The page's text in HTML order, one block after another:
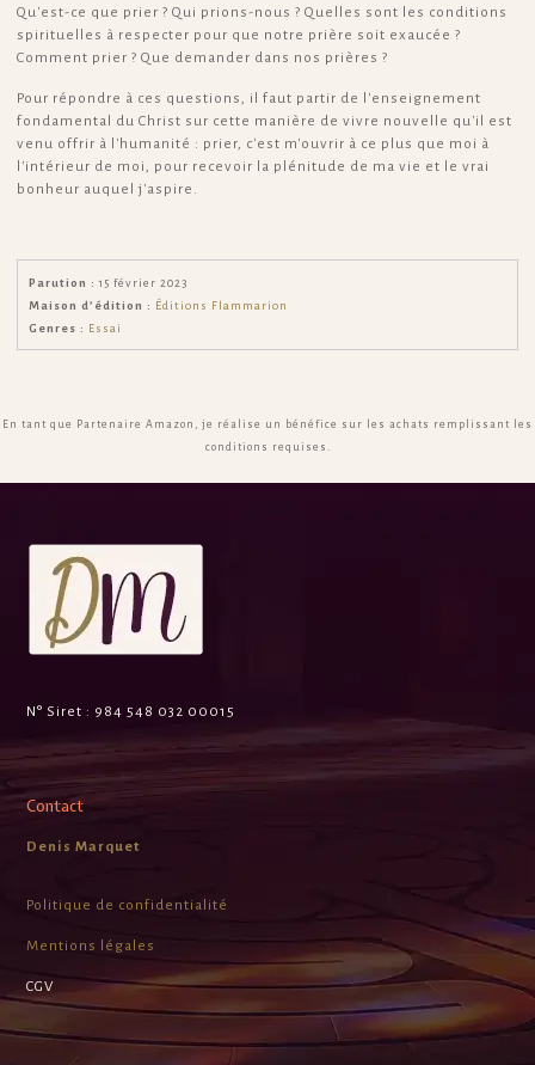
Qu'est-ce que prier ? Qui prions-nous ? Quelles sont les conditions
spirituelles à respecter pour que notre prière soit exaucée ?
Comment prier ? Que demander dans nos prières ?
Pour répondre à ces questions, il faut partir de l'enseignement
fondamental du Christ sur cette manière de vivre nouvelle qu'il est
venu offrir à l'humanité : prier, c'est m'ouvrir à ce plus que moi à
l'intérieur de moi, pour recevoir la plénitude de ma vie et le vrai
bonheur auquel j'aspire.
Parution : 15 février 2023
Maison d’édition : Éditions Flammarion
Genres : Essai
En tant que Partenaire Amazon, je réalise un bénéfice sur les achats remplissant les
conditions requises.
N° Siret : 984 548 032 00015
Contact
Denis Marquet
Politique de confidentialité
Mentions légales
CGV